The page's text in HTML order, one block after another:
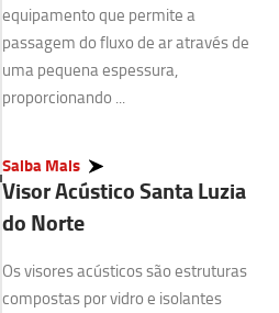
equipamento que permite a
passagem do fluxo de ar através de
uma pequena espessura,
proporcionando ...
Saiba Mais
Visor Acústico Santa Luzia
do Norte
Os visores acústicos são estruturas
compostas por vidro e isolantes